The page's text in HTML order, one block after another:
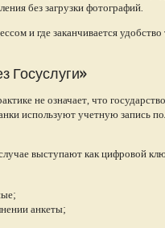
без загрузки фотографий.
и где заканчивается
Госуслуги»
не означает, что
используют учетную запись
выступают как цифровой
анкеты;